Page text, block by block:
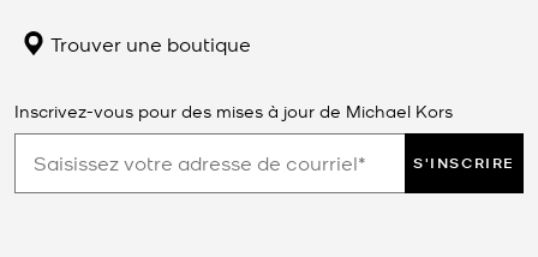
Trouver une boutique
Inscrivez-vous pour des mises à jour de Michael Kors
S'INSCRIRE